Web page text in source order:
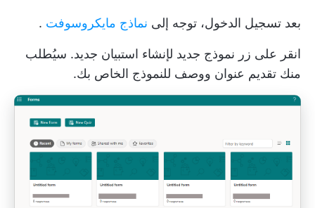
بعد تسجيل الدخول، توجه إلى نماذج مايكروسوفت .
انقر على زر نموذج جديد لإنشاء استبيان جديد. سيُطلب
منك تقديم عنوان ووصف للنموذج الخاص بك.